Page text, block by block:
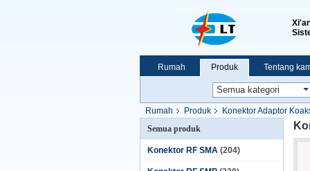
Rumah Produk Tentang
Pertunjukan VR
Rumah Produk Konektor Adaptor
Semua produk
Konektor RF SMA (204)